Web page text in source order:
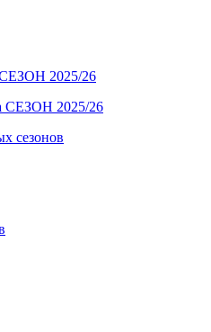
СЕЗОН 2025/26
СЕЗОН 2025/26
сезонов